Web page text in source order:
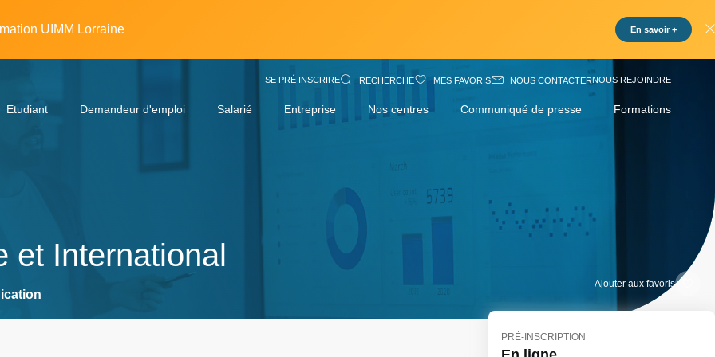
UIMM Lorraine En savoir +
SE PRÉ INSCRIRE RECHERCHE MES FAVORIS NOUS CONTACTERNOUS REJOINDRE
Etudiant Demandeur d'emploi Salarié Entreprise Nos centres Communiqué de presse Formations
et International
Ajouter aux favoris
PRÉ-INSCRIPTION